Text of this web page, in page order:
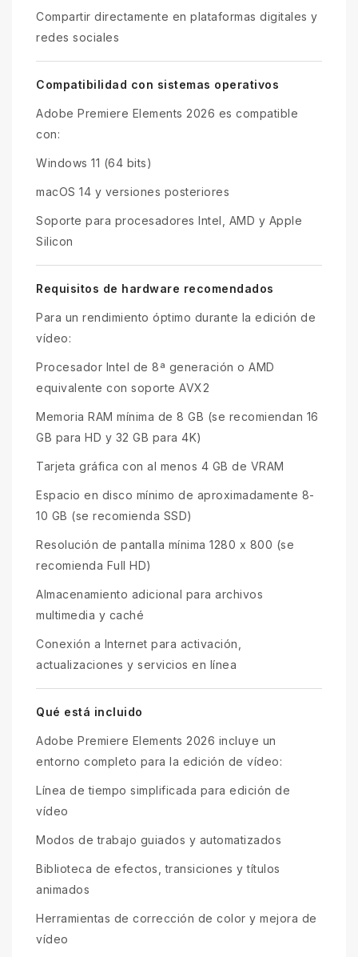
Compartir directamente en plataformas digitales y
redes sociales
Compatibilidad con sistemas operativos
Adobe Premiere Elements 2026 es compatible
con:
Windows 11 (64 bits)
macOS 14 y versiones posteriores
Soporte para procesadores Intel, AMD y Apple
Silicon
Requisitos de hardware recomendados
Para un rendimiento óptimo durante la edición de
vídeo:
Procesador Intel de 8ª generación o AMD
equivalente con soporte AVX2
Memoria RAM mínima de 8 GB (se recomiendan 16
GB para HD y 32 GB para 4K)
Tarjeta gráfica con al menos 4 GB de VRAM
Espacio en disco mínimo de aproximadamente 8-
10 GB (se recomienda SSD)
Resolución de pantalla mínima 1280 x 800 (se
recomienda Full HD)
Almacenamiento adicional para archivos
multimedia y caché
Conexión a Internet para activación,
actualizaciones y servicios en línea
Qué está incluido
Adobe Premiere Elements 2026 incluye un
entorno completo para la edición de vídeo:
Línea de tiempo simplificada para edición de
vídeo
Modos de trabajo guiados y automatizados
Biblioteca de efectos, transiciones y títulos
animados
Herramientas de corrección de color y mejora de
vídeo